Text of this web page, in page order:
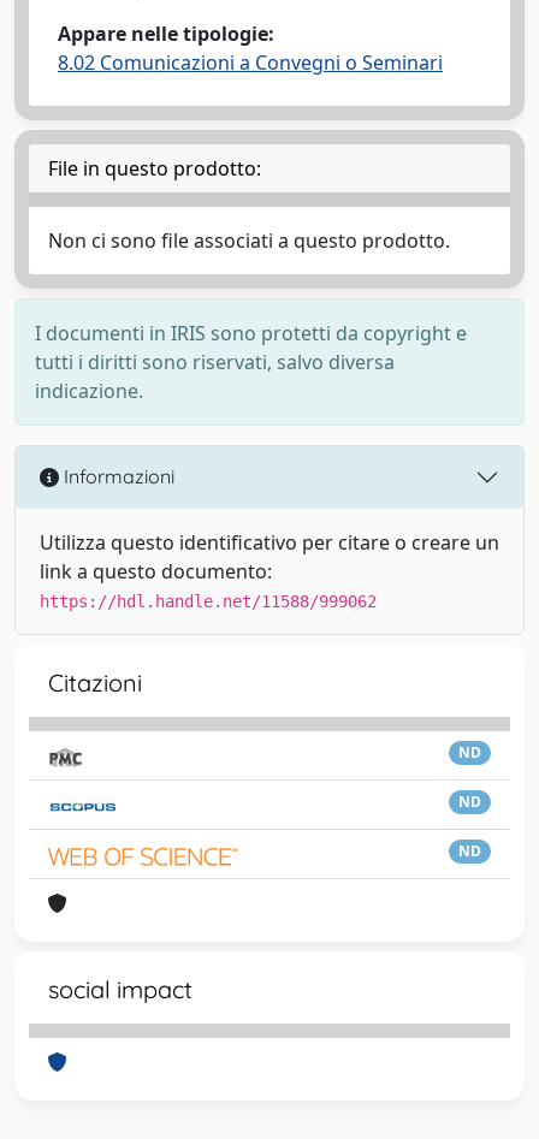
Appare nelle tipologie:
8.02 Comunicazioni a Convegni o Seminari
File in questo prodotto:
Non ci sono file associati a questo prodotto.
I documenti in IRIS sono protetti da copyright e
tutti i diritti sono riservati, salvo diversa
indicazione.
Informazioni
Utilizza questo identificativo per citare o creare un
link a questo documento:
https://hdl.handle.net/11588/999062
Citazioni
ND
ND
ND
social impact